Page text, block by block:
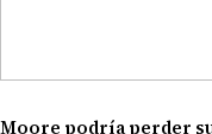
Moore podría perder